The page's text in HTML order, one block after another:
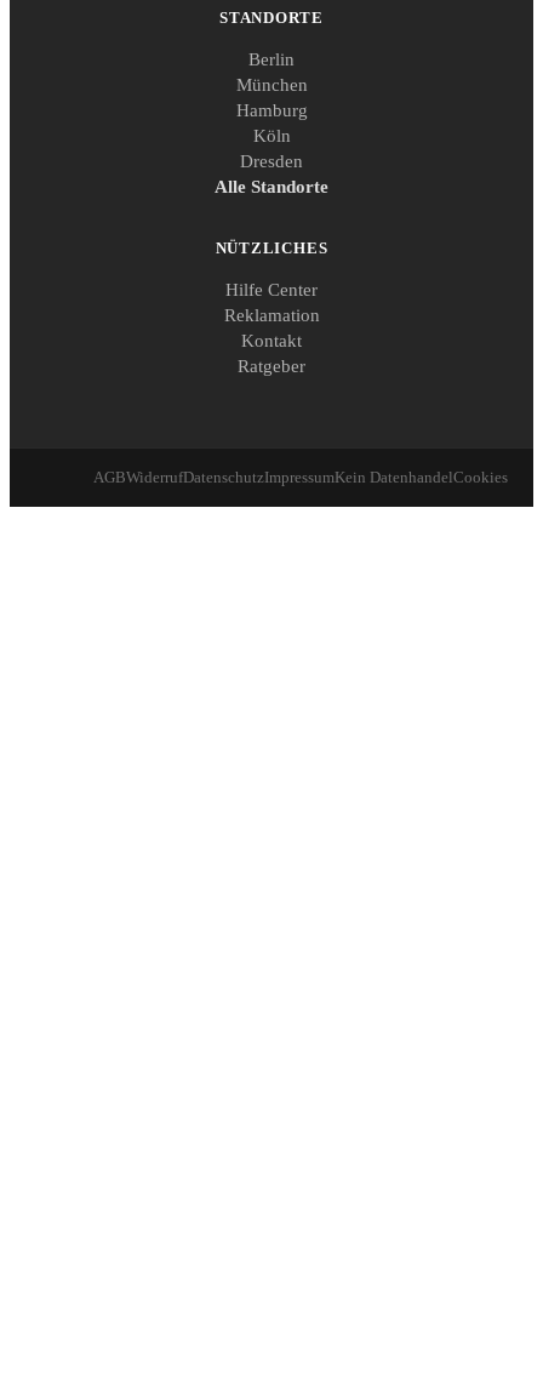
STANDORTE
Berlin
München
Hamburg
Köln
Dresden
Alle Standorte
NÜTZLICHES
Hilfe Center
Reklamation
Kontakt
Ratgeber
AGBWiderrufDatenschutzImpressumKein DatenhandelCookies